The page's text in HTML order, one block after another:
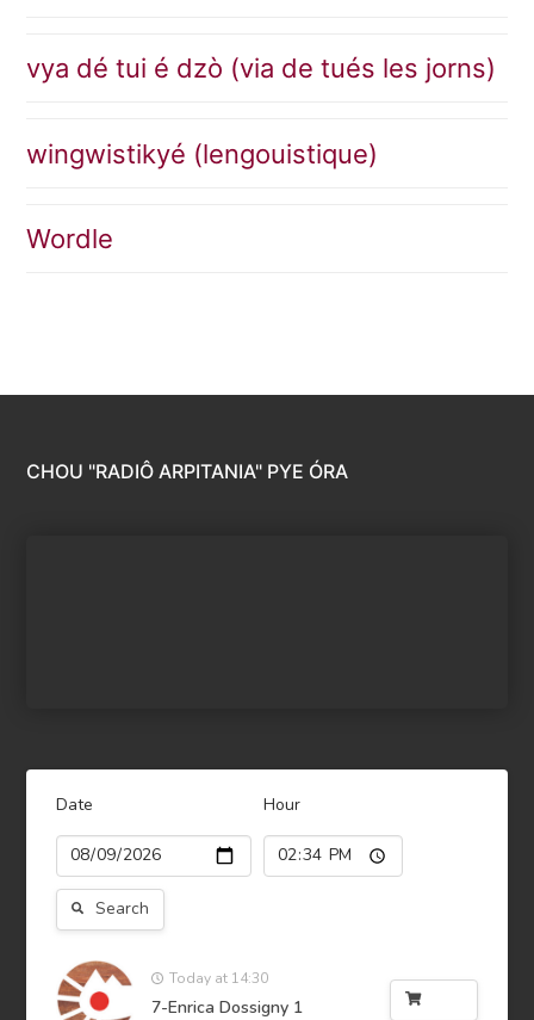
vya dé tui é dzò (via de tués les jorns)
wingwistikyé (lengouistique)
Wordle
CHOU "RADIÔ ARPITANIA" PYE ÓRA
Date Hour
Search
Today at 14:30
7-Enrica Dossigny 1